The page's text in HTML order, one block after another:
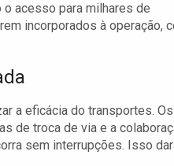
acesso para milhares de
incorporados à operação,
a eficácia do transportes. Os
de troca de via e a
sem interrupções. Isso